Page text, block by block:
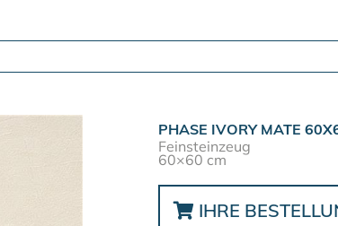
PHASE IVORY MATE
Feinsteinzeug
60×60 cm
IHRE